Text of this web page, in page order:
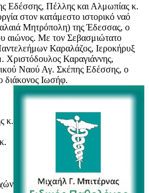
Εδέσσης, Πέλλης και Αλμωπίας κ.
στον κατάμεστο ιστορικό ναό
Μητρόπολη) της Έδεσσας, ο
αιώνος. Με τον Σεβασμιώτατο
Καραλάζος, Ιεροκήρυξ
Χριστόδουλος Καραγιάννης,
Ναού Αγ. Σκέπης Εδέσσης, ο
διάκονος Ιωσήφ.
κ.